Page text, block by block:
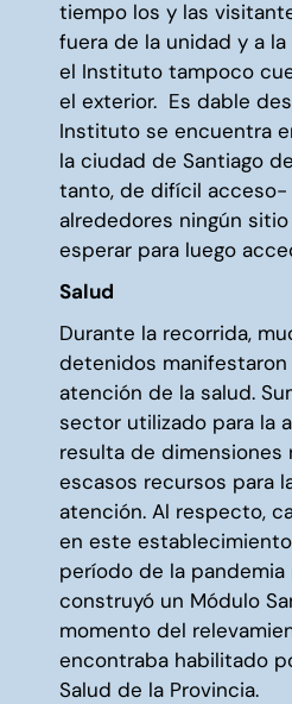
tiempo los y las
fuera de la unidad y a
el Instituto tampoco
el exterior. Es dable
Instituto se encuentra
la ciudad de Santiago
tanto, de difícil acceso-
alrededores ningún
esperar para luego
Salud
Durante la recorrida,
detenidos
atención de la salud.
sector utilizado para la
resulta de dimensiones
escasos recursos para
atención. Al respecto,
en este
período de la pandemia
construyó un Módulo
momento del
encontraba habilitado
Salud de la Provincia.